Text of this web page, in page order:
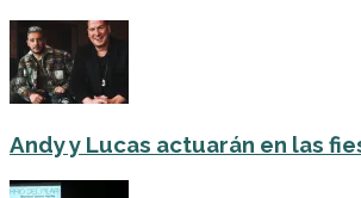
Andy y Lucas actuarán en las